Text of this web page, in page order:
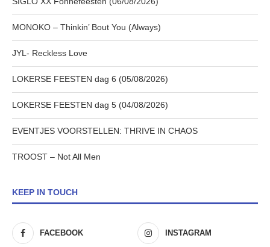
MONOKO – Thinkin’ Bout You (Always)
JYL- Reckless Love
LOKERSE FEESTEN dag 6 (05/08/2026)
LOKERSE FEESTEN dag 5 (04/08/2026)
EVENTJES VOORSTELLEN: THRIVE IN CHAOS
TROOST – Not All Men
KEEP IN TOUCH
FACEBOOK INSTAGRAM